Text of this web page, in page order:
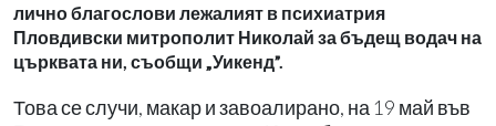
лично благослови лежалият в психиатрия
Пловдивски митрополит Николай за бъдещ водач на
църквата ни, съобщи „Уикенд”.
Това се случи, макар и завоалирано, на 19 май във